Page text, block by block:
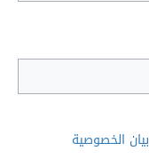
بيان الخصوصية